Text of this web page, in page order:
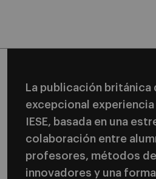
La publicación británica
excepcional
IESE, basada en una
colaboración entre
profesores, métodos
innovadores y una